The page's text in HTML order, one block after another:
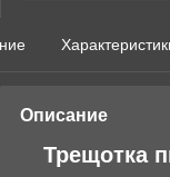
Описание
Трещотка